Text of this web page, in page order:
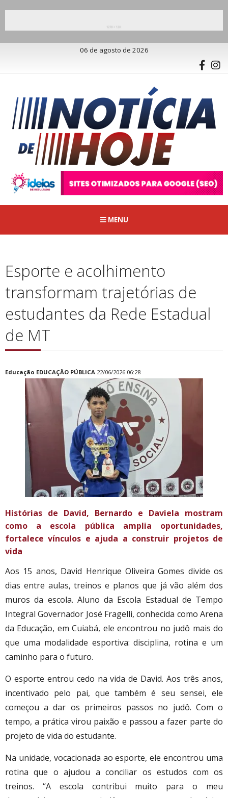
06 de agosto de 2026
MENU
Esporte e acolhimento
transformam trajetórias de
estudantes da Rede Estadual
de MT
Educação EDUCAÇÃO PÚBLICA 22/06/2026 06:28
Histórias de David, Bernardo e Daviela mostram
como a escola pública amplia oportunidades,
fortalece vínculos e ajuda a construir projetos de
vida
Aos 15 anos, David Henrique Oliveira Gomes divide os
dias entre aulas, treinos e planos que já vão além dos
muros da escola. Aluno da Escola Estadual de Tempo
Integral Governador José Fragelli, conhecida como Arena
da Educação, em Cuiabá, ele encontrou no judô mais do
que uma modalidade esportiva: disciplina, rotina e um
caminho para o futuro.
O esporte entrou cedo na vida de David. Aos três anos,
incentivado pelo pai, que também é seu sensei, ele
começou a dar os primeiros passos no judô. Com o
tempo, a prática virou paixão e passou a fazer parte do
projeto de vida do estudante.
Na unidade, vocacionada ao esporte, ele encontrou uma
rotina que o ajudou a conciliar os estudos com os
treinos. “A escola contribui muito para o meu